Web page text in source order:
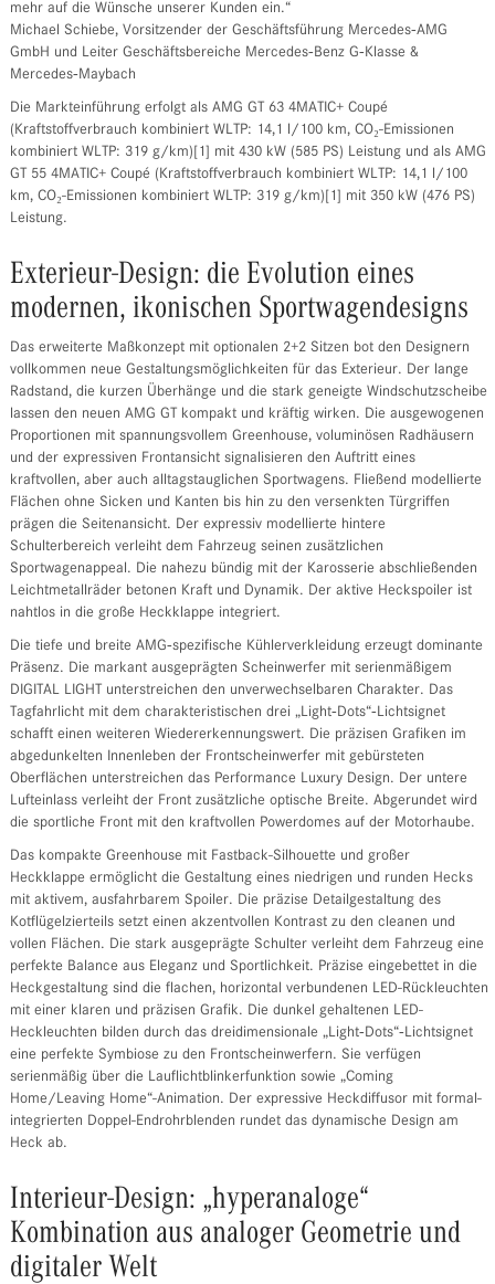
mehr auf die Wünsche unserer Kunden ein.“
Michael Schiebe, Vorsitzender der Geschäftsführung Mercedes‑AMG
GmbH und Leiter Geschäftsbereiche Mercedes‑Benz G‑Klasse &
Mercedes‑Maybach
Die Markteinführung erfolgt als AMG GT 63 4MATIC+ Coupé
(Kraftstoffverbrauch kombiniert WLTP: 14,1 l/100 km, CO₂-Emissionen
kombiniert WLTP: 319 g/km)[1] mit 430 kW (585 PS) Leistung und als AMG
GT 55 4MATIC+ Coupé (Kraftstoffverbrauch kombiniert WLTP: 14,1 l/100
km, CO₂-Emissionen kombiniert WLTP: 319 g/km)[1] mit 350 kW (476 PS)
Leistung.
Exterieur-Design: die Evolution eines
modernen, ikonischen Sportwagendesigns
Das erweiterte Maßkonzept mit optionalen 2+2 Sitzen bot den Designern
vollkommen neue Gestaltungsmöglichkeiten für das Exterieur. Der lange
Radstand, die kurzen Überhänge und die stark geneigte Windschutzscheibe
lassen den neuen AMG GT kompakt und kräftig wirken. Die ausgewogenen
Proportionen mit spannungsvollem Greenhouse, voluminösen Radhäusern
und der expressiven Frontansicht signalisieren den Auftritt eines
kraftvollen, aber auch alltagstauglichen Sportwagens. Fließend modellierte
Flächen ohne Sicken und Kanten bis hin zu den versenkten Türgriffen
prägen die Seitenansicht. Der expressiv modellierte hintere
Schulterbereich verleiht dem Fahrzeug seinen zusätzlichen
Sportwagenappeal. Die nahezu bündig mit der Karosserie abschließenden
Leichtmetallräder betonen Kraft und Dynamik. Der aktive Heckspoiler ist
nahtlos in die große Heckklappe integriert.
Die tiefe und breite AMG‑spezifische Kühlerverkleidung erzeugt dominante
Präsenz. Die markant ausgeprägten Scheinwerfer mit serienmäßigem
DIGITAL LIGHT unterstreichen den unverwechselbaren Charakter. Das
Tagfahrlicht mit dem charakteristischen drei „Light‑Dots“‑Lichtsignet
schafft einen weiteren Wiedererkennungswert. Die präzisen Grafiken im
abgedunkelten Innenleben der Frontscheinwerfer mit gebürsteten
Oberflächen unterstreichen das Performance Luxury Design. Der untere
Lufteinlass verleiht der Front zusätzliche optische Breite. Abgerundet wird
die sportliche Front mit den kraftvollen Powerdomes auf der Motorhaube.
Das kompakte Greenhouse mit Fastback-Silhouette und großer
Heckklappe ermöglicht die Gestaltung eines niedrigen und runden Hecks
mit aktivem, ausfahrbarem Spoiler. Die präzise Detailgestaltung des
Kotflügelzierteils setzt einen akzentvollen Kontrast zu den cleanen und
vollen Flächen. Die stark ausgeprägte Schulter verleiht dem Fahrzeug eine
perfekte Balance aus Eleganz und Sportlichkeit. Präzise eingebettet in die
Heckgestaltung sind die flachen, horizontal verbundenen LED-Rückleuchten
mit einer klaren und präzisen Grafik. Die dunkel gehaltenen LED-
Heckleuchten bilden durch das dreidimensionale „Light‑Dots“‑Lichtsignet
eine perfekte Symbiose zu den Frontscheinwerfern. Sie verfügen
serienmäßig über die Lauflichtblinkerfunktion sowie „Coming
Home/Leaving Home“-Animation. Der expressive Heckdiffusor mit formal-
integrierten Doppel-Endrohrblenden rundet das dynamische Design am
Heck ab.
Interieur-Design: „hyperanaloge“
Kombination aus analoger Geometrie und
digitaler Welt